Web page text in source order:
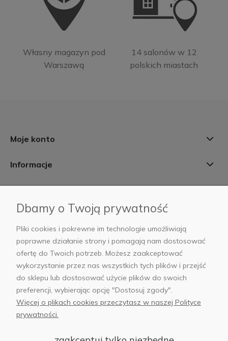
Własny magazyn pod
Warszawą
14 salonów w 12
polskich miastach
Moje konto
Informacje
AB Foto
sklep@abfoto.pl
+48 797 971 275
Dbamy o Twoją prywatność
Pliki cookies i pokrewne im technologie umożliwiają
poprawne działanie strony i pomagają nam dostosować
ofertę do Twoich potrzeb. Możesz zaakceptować
wykorzystanie przez nas wszystkich tych plików i przejść
do sklepu lub dostosować użycie plików do swoich
preferencji, wybierając opcję "Dostosuj zgody".
Więcej o plikach cookies przeczytasz w naszej Polityce
prywatności.